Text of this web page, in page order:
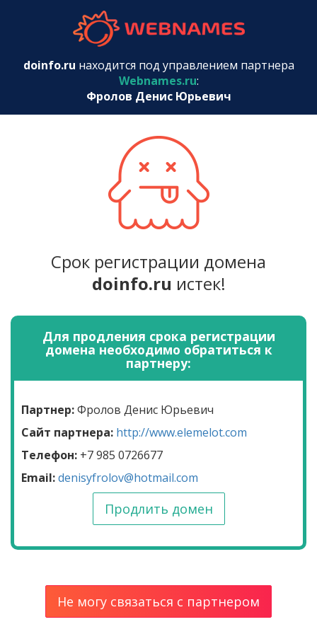
doinfo.ru находится под управлением партнера
Webnames.ru:
Фролов Денис Юрьевич
Срок регистрации домена
doinfo.ru истек!
Для продления срока регистрации
домена необходимо обратиться к
партнеру:
Партнер:Фролов Денис Юрьевич
Сайт партнера: http://www.elemelot.com
Телефон: +7 985 0726677
Email:denisyfrolov@hotmail.com
Продлить домен
Не могу связаться с партнером